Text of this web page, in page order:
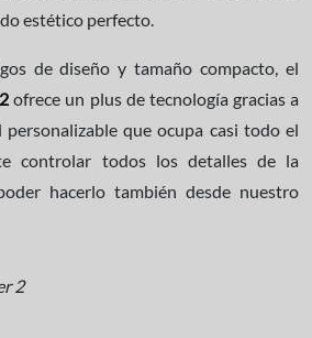
estético perfecto.
de diseño y tamaño compacto, el
ofrece un plus de tecnología gracias a
que ocupa casi todo el
controlar todos los detalles de la
hacerlo también desde nuestro